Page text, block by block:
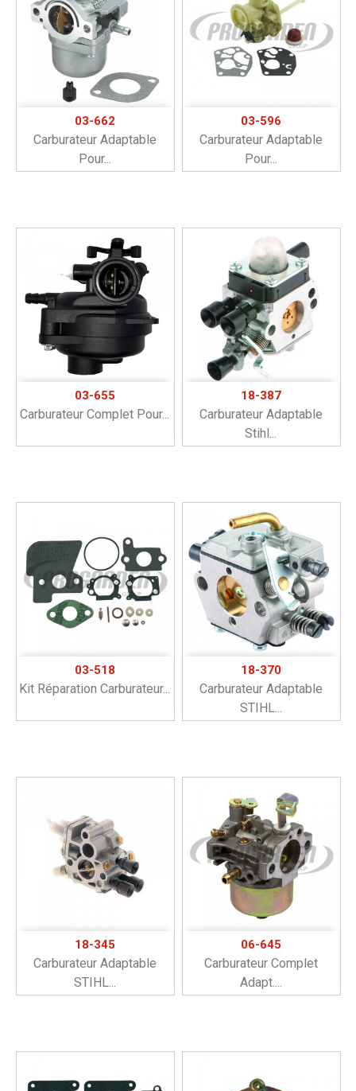
03-662
Carburateur Adaptable
Pour...
03-596
Carburateur Adaptable
Pour...
03-655
Carburateur Complet Pour...
18-387
Carburateur Adaptable
Stihl...
03-518
Kit Réparation Carburateur...
18-370
Carburateur Adaptable
STIHL...
18-345
Carburateur Adaptable
STIHL...
06-645
Carburateur Complet
Adapt....